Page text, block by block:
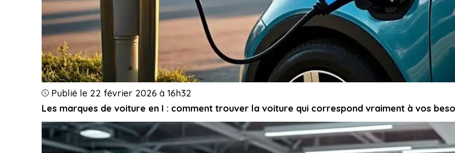
Les marques de voiture en I : comment trouver la voiture qui correspond vraiment à vos
Publié le 22 février 2026 à 16h32